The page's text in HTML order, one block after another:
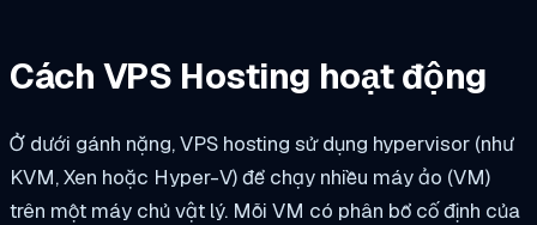
Cách VPS Hosting hoạt động
Ở dưới gánh nặng, VPS hosting sử dụng hypervisor (như
KVM, Xen hoặc Hyper-V) để chạy nhiều máy ảo (VM)
trên một máy chủ vật lý. Mỗi VM có phân bổ cố định của